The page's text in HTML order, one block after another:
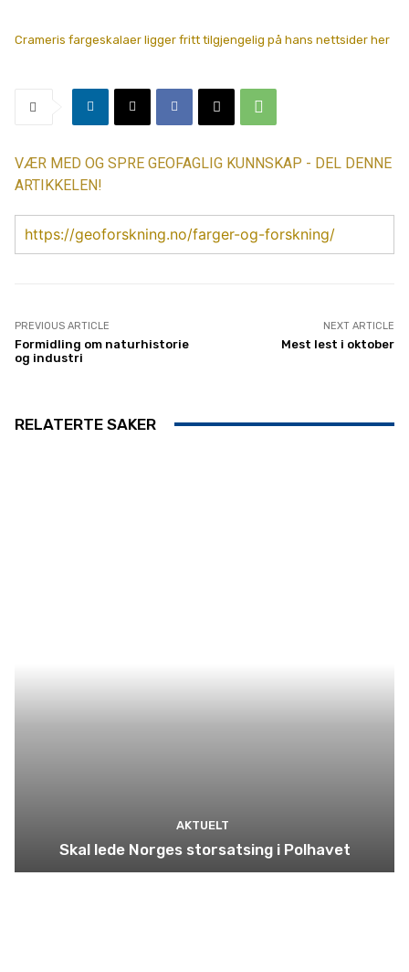
Crameris fargeskalaer ligger fritt tilgjengelig på hans nettsider her
VÆR MED OG SPRE GEOFAGLIG KUNNSKAP - DEL DENNE
ARTIKKELEN!
https://geoforskning.no/farger-og-forskning/
PREVIOUS ARTICLE
Formidling om naturhistorie
og industri
NEXT ARTICLE
Mest lest i oktober
RELATERTE SAKER
AKTUELT
Skal lede Norges storsatsing i Polhavet